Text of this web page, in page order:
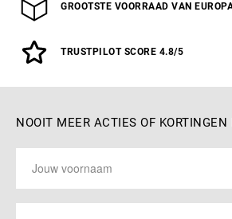
GROOTSTE VOORRAAD VAN
TRUSTPILOT SCORE 4.8/5
NOOIT MEER ACTIES OF KORTINGEN